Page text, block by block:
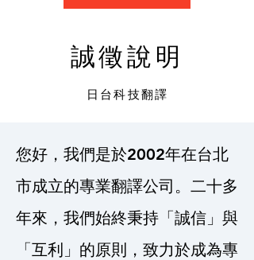
誠徵說明
日台科技翻譯
您好，我們是於2002年在台北
市成立的專業翻譯公司。二十多
年來，我們始終秉持「誠信」與
「互利」的原則，致力於成為專